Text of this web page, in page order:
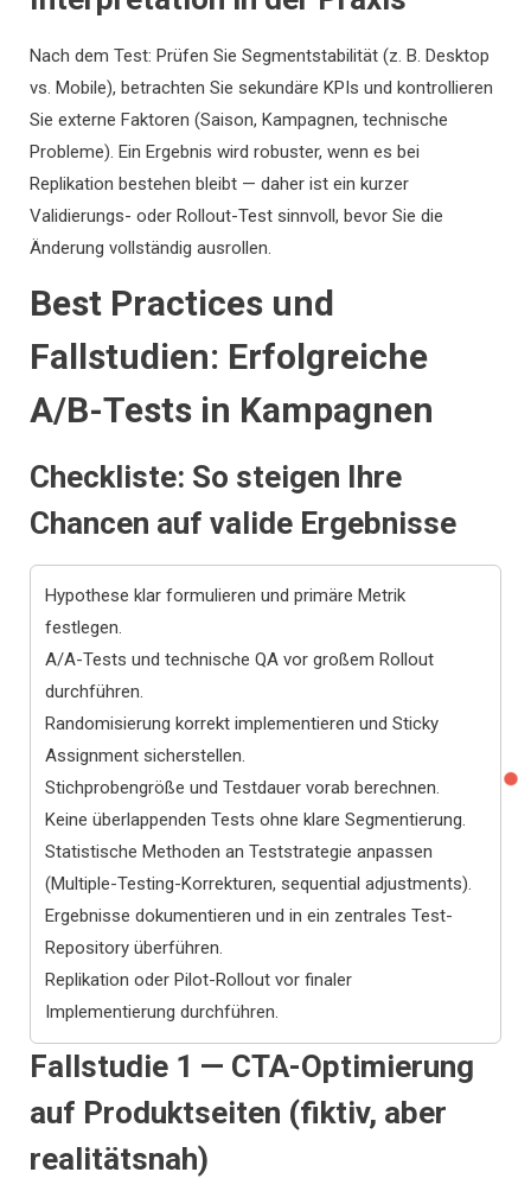
Nach dem Test: Prüfen Sie Segmentstabilität (z. B. Desktop
vs. Mobile), betrachten Sie sekundäre KPIs und kontrollieren
Sie externe Faktoren (Saison, Kampagnen, technische
Probleme). Ein Ergebnis wird robuster, wenn es bei
Replikation bestehen bleibt — daher ist ein kurzer
Validierungs- oder Rollout-Test sinnvoll, bevor Sie die
Änderung vollständig ausrollen.
Best Practices und
Fallstudien: Erfolgreiche
A/B-Tests in Kampagnen
Checkliste: So steigen Ihre
Chancen auf valide Ergebnisse
Hypothese klar formulieren und primäre Metrik
festlegen.
A/A-Tests und technische QA vor großem Rollout
durchführen.
Randomisierung korrekt implementieren und Sticky
Assignment sicherstellen.
Stichprobengröße und Testdauer vorab berechnen.
Keine überlappenden Tests ohne klare Segmentierung.
Statistische Methoden an Teststrategie anpassen
(Multiple-Testing-Korrekturen, sequential adjustments).
Ergebnisse dokumentieren und in ein zentrales Test-
Repository überführen.
Replikation oder Pilot-Rollout vor finaler
Implementierung durchführen.
Fallstudie 1 — CTA-Optimierung
auf Produktseiten (fiktiv, aber
realitätsnah)